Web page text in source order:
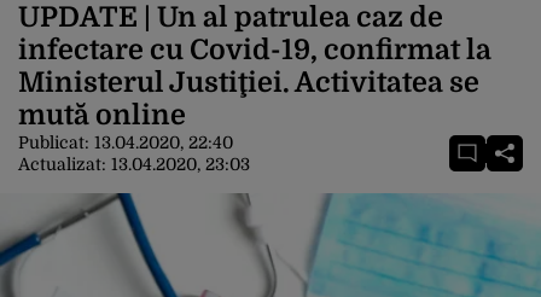
UPDATE | Un al patrulea caz de
infectare cu Covid-19, confirmat la
Ministerul Justiţiei. Activitatea se
mută online
Publicat: 13.04.2020, 22:40
Actualizat: 13.04.2020, 23:03